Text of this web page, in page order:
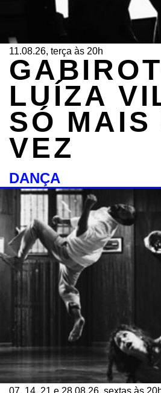
11.08.26, terça às 20h
LUÍZA
SÓ MAIS
VEZ
DANÇA